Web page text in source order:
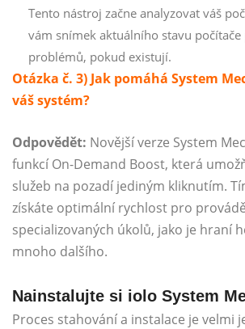
Tento nástroj začne analyzovat váš
vám snímek aktuálního stavu počítače
problémů, pokud existují.
Otázka č. 3) Jak pomáhá System
váš systém?
Odpovědět: Novější verze System
funkcí On-Demand Boost, která
služeb na pozadí jediným kliknutím.
získáte optimální rychlost pro
specializovaných úkolů, jako je hraní
mnoho dalšího.
Nainstalujte si iolo System
Proces stahování a instalace je velmi